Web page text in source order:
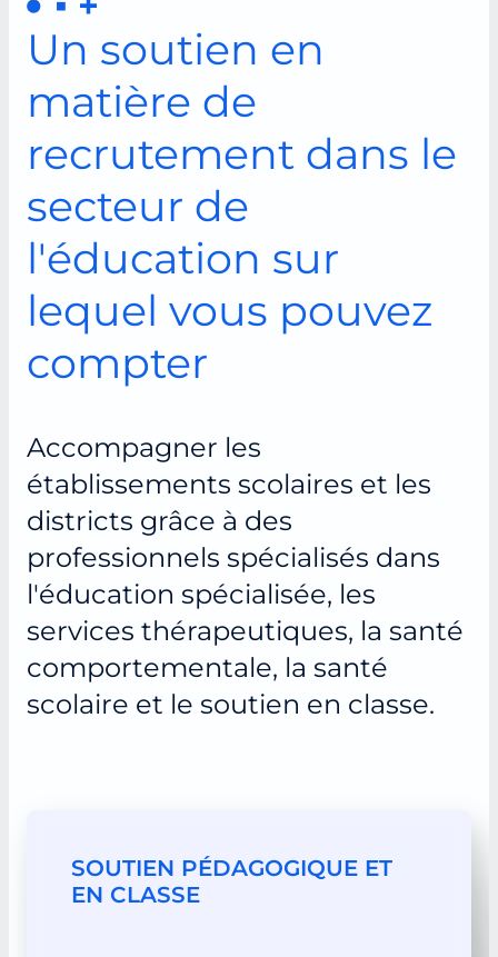
Un soutien en
matière de
recrutement dans le
secteur de
l'éducation sur
lequel vous pouvez
compter
Accompagner les
établissements scolaires et les
districts grâce à des
professionnels spécialisés dans
l'éducation spécialisée, les
services thérapeutiques, la santé
comportementale, la santé
scolaire et le soutien en classe.
SOUTIEN PÉDAGOGIQUE ET
EN CLASSE